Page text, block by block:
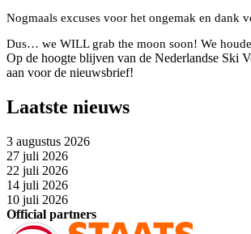
Nogmaals excuses voor het ongemak en dank
Dus… we WILL grab the moon soon! We
Op de hoogte blijven van de Nederlandse Ski
aan voor de nieuwsbrief!
Laatste nieuws
3 augustus 2026
27 juli 2026
22 juli 2026
14 juli 2026
10 juli 2026
Official partners